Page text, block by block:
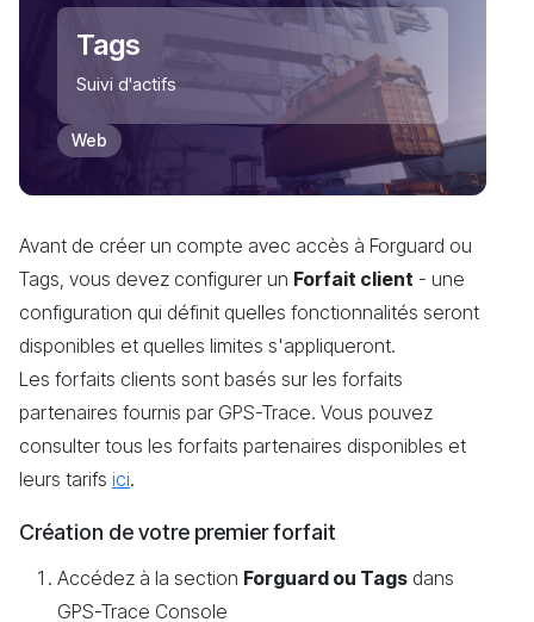
Tags
Suivi d'actifs
Web
Avant de créer un compte avec accès à Forguard ou
Tags, vous devez configurer un Forfait client - une
configuration qui définit quelles fonctionnalités seront
disponibles et quelles limites s'appliqueront.
Les forfaits clients sont basés sur les forfaits
partenaires fournis par GPS-Trace. Vous pouvez
consulter tous les forfaits partenaires disponibles et
leurs tarifs ici.
Création de votre premier forfait
Accédez à la section Forguard ou Tags dans
GPS-Trace Console